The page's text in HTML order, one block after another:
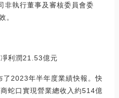
非執行董事及審核委員會委
。
利潤21.53億元
2023年半年度業績快報。快
蛇口實現營業總收入約514億